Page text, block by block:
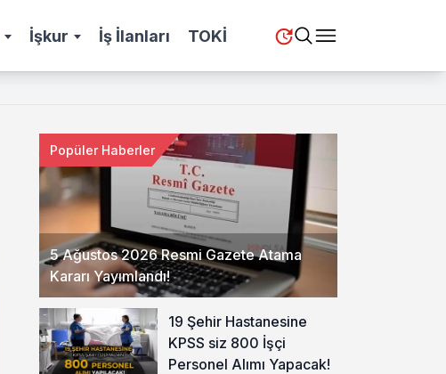
İşkur İş İlanları TOKİ
5 Ağustos 2026 Resmi Gazete Atama
Kararı Yayımlandı!
Popüler Haberler
19 Şehir Hastanesine
KPSS siz 800 İşçi
Personel Alımı Yapacak!